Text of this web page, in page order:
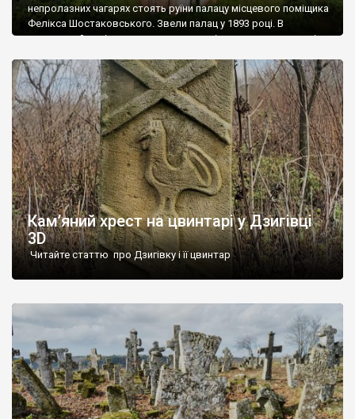
непролазних чагарях стоять руїни палацу місцевого поміщика
Фелікса Шостаковського. Звели палац у 1893 році. В
радянський період у ньому спочатку містилася школа, потім
століття тут розмістили туберкульозну лікарню. Коли із
палацу виїхала лікарня – ми точно не […]
Кам’яний хрест на цвинтарі у Дзигівці
3D
Читайте статтю про Дзигівку і її цвинтар